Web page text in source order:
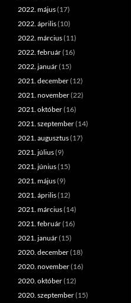
2022. május(17)
2022. április(10)
2022. március(11)
2022. február(16)
2022. január(15)
2021. december(12)
2021. november(22)
2021. október(16)
2021. szeptember(14)
2021. augusztus(17)
2021. július(9)
2021. június(15)
2021. május(9)
2021. április(12)
2021. március(14)
2021. február(16)
2021. január(15)
2020. december(18)
2020. november(16)
2020. október(12)
2020. szeptember(15)